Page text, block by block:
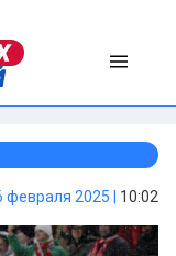
февраля 2025 | 10:02